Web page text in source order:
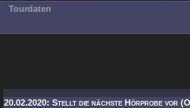
Tourdaten
20.02.2020: Stellt die nächste Hörprobe vor